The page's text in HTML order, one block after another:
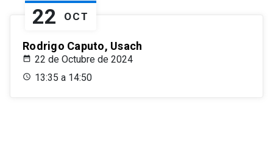
22 OCT
Rodrigo Caputo, Usach
22 de Octubre de 2024
13:35 a 14:50